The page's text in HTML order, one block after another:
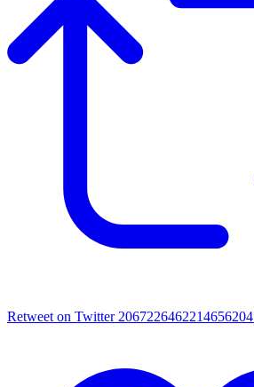
Retweet on Twitter 2067226462214656204